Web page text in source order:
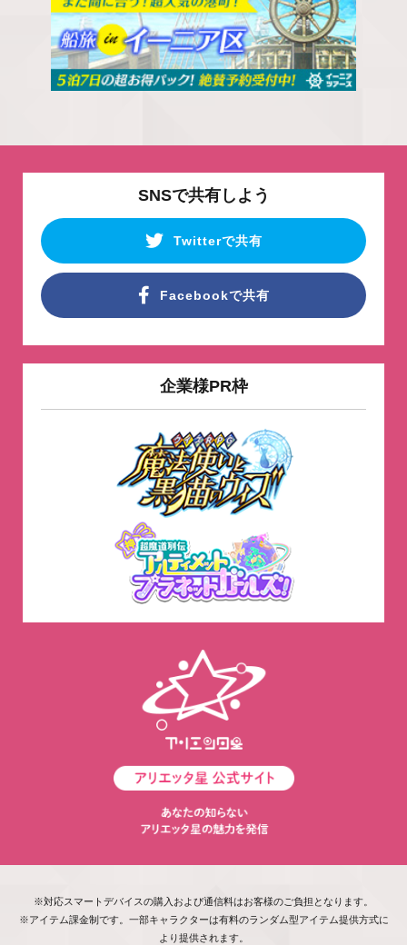
SNSで共有しよう
Twitterで共有
Facebookで共有
企業様PR枠
※対応スマートデバイスの購入および通信料はお客様のご負担となります。
※アイテム課金制です。一部キャラクターは有料のランダム型アイテム提供方式に
より提供されます。